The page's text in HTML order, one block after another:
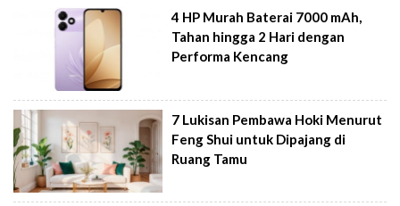
4 HP Murah Baterai 7000 mAh,
Tahan hingga 2 Hari dengan
Performa Kencang
7 Lukisan Pembawa Hoki Menurut
Feng Shui untuk Dipajang di
Ruang Tamu